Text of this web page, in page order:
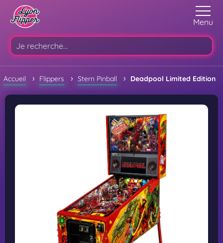
Menu
Accueil › Flippers › Stern Pinball › Deadpool Limited Edition